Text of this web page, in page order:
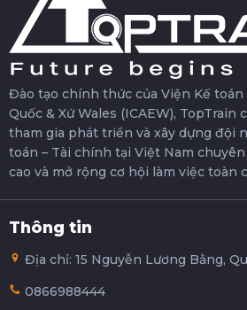
Đào tạo chính thức của Viện Kế
Quốc & Xứ Wales (ICAEW), TopTrain
tham gia phát triển và xây dựng đội
toán – Tài chính tại Việt Nam
cao và mở rộng cơ hội làm việc toàn
Thông tin
Địa chỉ: 15 Nguyễn Lương Bằng,
0866988444